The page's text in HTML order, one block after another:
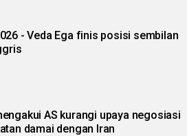
- Veda Ega finis posisi sembilan
AS kurangi upaya negosiasi
damai dengan Iran